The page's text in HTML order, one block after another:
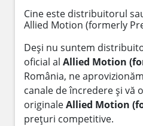
Cine este distribuitorul
Allied Motion (formerly
Deși nu suntem
oficial al Allied Motion
România, ne
canale de încredere și vă
originaleAllied Motion
prețuri competitive.